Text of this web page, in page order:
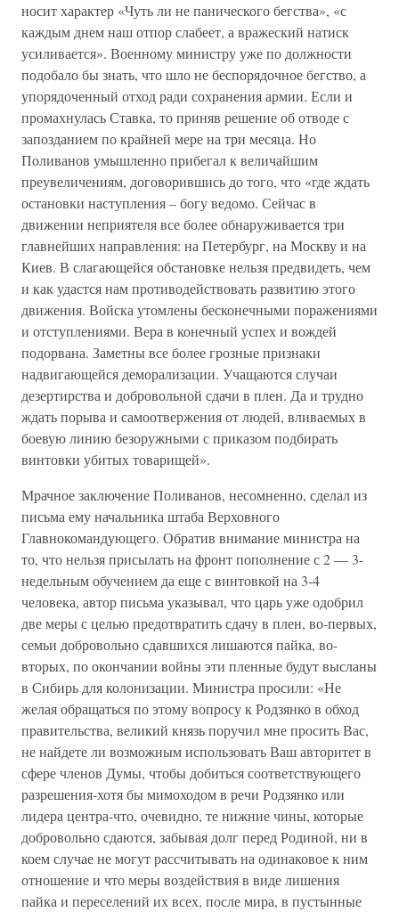
носит характер «Чуть ли не панического бегства», «с
каждым днем наш отпор слабеет, а вражеский натиск
усиливается». Военному министру уже по должности
подобало бы знать, что шло не беспорядочное бегство, а
упорядоченный отход ради сохранения армии. Если и
промахнулась Ставка, то приняв решение об отводе с
запозданием по крайней мере на три месяца. Но
Поливанов умышленно прибегал к величайшим
преувеличениям, договорившись до того, что «где ждать
остановки наступления – богу ведомо. Сейчас в
движении неприятеля все более обнаруживается три
главнейших направления: на Петербург, на Москву и на
Киев. В слагающейся обстановке нельзя предвидеть, чем
и как удастся нам противодействовать развитию этого
движения. Войска утомлены бесконечными поражениями
и отступлениями. Вера в конечный успех и вождей
подорвана. Заметны все более грозные признаки
надвигающейся деморализации. Учащаются случаи
дезертирства и добровольной сдачи в плен. Да и трудно
ждать порыва и самоотвержения от людей, вливаемых в
боевую линию безоружными с приказом подбирать
винтовки убитых товарищей».
Мрачное заключение Поливанов, несомненно, сделал из
письма ему начальника штаба Верховного
Главнокомандующего. Обратив внимание министра на
то, что нельзя присылать на фронт пополнение с 2 — 3-
недельным обучением да еще с винтовкой на 3-4
человека, автор письма указывал, что царь уже одобрил
две меры с целью предотвратить сдачу в плен, во-первых,
семьи добровольно сдавшихся лишаются пайка, во-
вторых, по окончании войны эти пленные будут высланы
в Сибирь для колонизации. Министра просили: «Не
желая обращаться по этому вопросу к Родзянко в обход
правительства, великий князь поручил мне просить Вас,
не найдете ли возможным использовать Ваш авторитет в
сфере членов Думы, чтобы добиться соответствующего
разрешения-хотя бы мимоходом в речи Родзянко или
лидера центра-что, очевидно, те нижние чины, которые
добровольно сдаются, забывая долг перед Родиной, ни в
коем случае не могут рассчитывать на одинаковое к ним
отношение и что меры воздействия в виде лишения
пайка и переселений их всех, после мира, в пустынные